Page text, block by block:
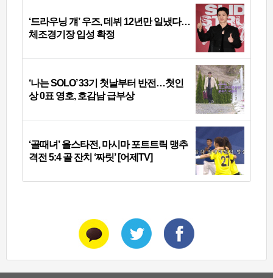
‘드라우닝 걔’ 우즈, 데뷔 12년만 일냈다…
체조경기장 입성 확정
‘나는 SOLO’ 33기 첫날부터 반전…첫인
상 0표 영호, 호감남 급부상
‘골때녀’ 올스타전, 마시마 포트트릭 맹추
격전 5:4 골 잔치 ‘짜릿’ [어제TV]